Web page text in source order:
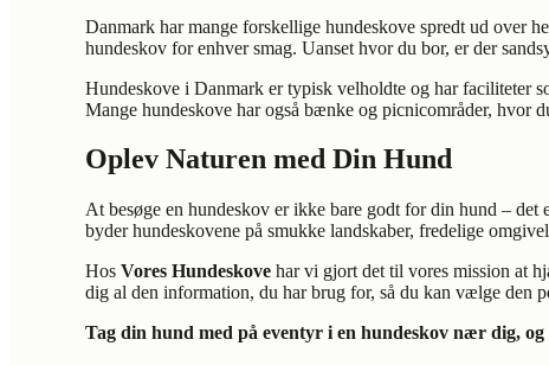
Danmark har mange forskellige hundeskove spredt ud over
hundeskov for enhver smag. Uanset hvor du bor, er der
Hundeskove i Danmark er typisk velholdte og har faciliteter
Mange hundeskove har også bænke og picnicområder, hvor
Oplev Naturen med Din Hund
At besøge en hundeskov er ikke bare godt for din hund – det
byder hundeskovene på smukke landskaber, fredelige
Hos Vores Hundeskove har vi gjort det til vores mission at
dig al den information, du har brug for, så du kan vælge den
Tag din hund med på eventyr i en hundeskov nær dig,